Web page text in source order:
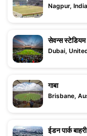
Nagpur, India
सेवन्स स्टेडियम
Dubai,
गाबा
Brisbane,
ईडन पार्क